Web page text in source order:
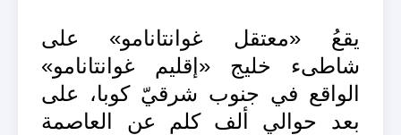
يقعُ «معتقل غوانتانامو» على
شاطىء خليج «إقليم غوانتانامو»
الواقع في جنوب شرقيّ كوبا، على
بعد حوالي ألف كلم عن العاصمة